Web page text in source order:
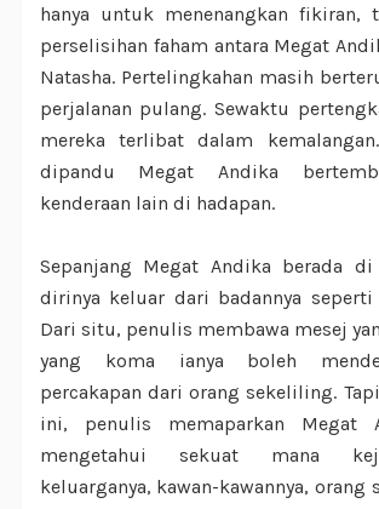
hanya untuk menenangkan fikiran,
perselisihan faham antara Megat
Natasha. Pertelingkahan masih
perjalanan pulang. Sewaktu
mereka terlibat dalam
dipandu Megat Andika
kenderaan lain di hadapan.
Sepanjang Megat Andika berada
dirinya keluar dari badannya seperti
Dari situ, penulis membawa mesej
yang koma ianya boleh
percakapan dari orang sekeliling.
ini, penulis memaparkan Megat
mengetahui sekuat mana
keluarganya, kawan-kawannya,